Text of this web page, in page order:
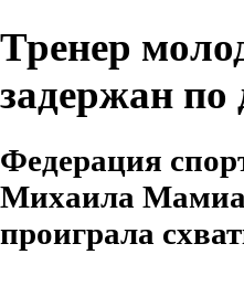
Тренер
задержан по
Федерация
Михаила
проиграла